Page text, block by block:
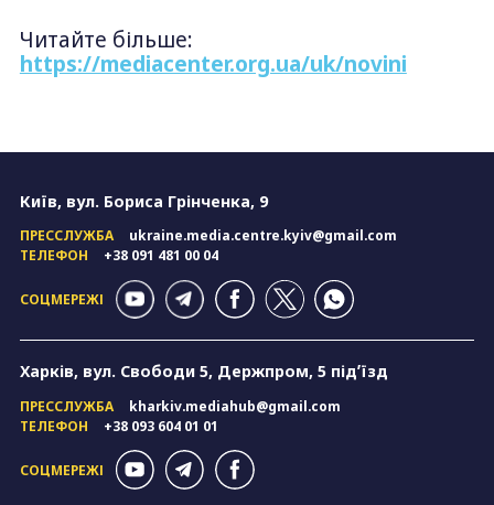
Читайте більше:
https://mediacenter.org.ua/uk/novini
Київ, вул. Бориса Грінченка, 9
ПРЕССЛУЖБА
ukraine.media.centre.kyiv@gmail.com
ТЕЛЕФОН
+38 091 481 00 04
СОЦМЕРЕЖІ
Харків, вул. Свободи 5, Держпром, 5 підʼїзд
ПРЕССЛУЖБА
kharkiv.mediahub@gmail.com
ТЕЛЕФОН
+38 093 604 01 01
СОЦМЕРЕЖІ